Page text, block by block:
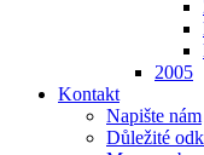
2005
Kontakt
Napište nám
Důležité